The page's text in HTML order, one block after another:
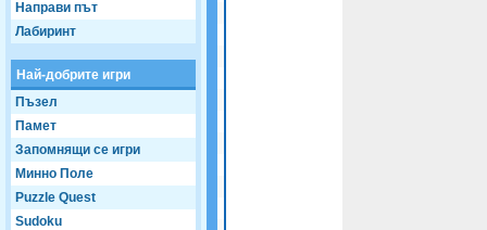
Направи път
Лабиринт
Най-добрите игри
Пъзел
Памет
Запомнящи се игри
Минно Поле
Puzzle Quest
Sudoku